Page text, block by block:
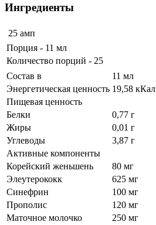
Ингредиенты
25 амп
Порция - 11 мл
Количество порций - 25
Состав в
11 мл
Энергетическая ценность 19,58 кКал
Пищевая ценность
Белки
0,77 г
Жиры
0,01 г
Углеводы
3,87 г
Активные компоненты
Корейский женьшень
80 мг
Элеутерококк
625 мг
Синефрин
100 мг
Прополис
120 мг
Маточное молочко
250 мг